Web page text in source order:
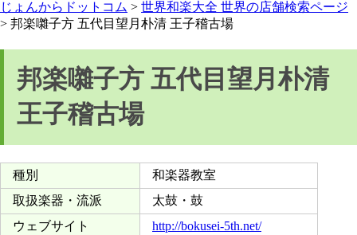
じょんからドットコム > 世界和楽大全 世界の店舗検索ページ
> 邦楽囃子方 五代目望月朴清 王子稽古場
邦楽囃子方 五代目望月朴清
王子稽古場
種別
和楽器教室
取扱楽器・流派
太鼓・鼓
ウェブサイト
http://bokusei-5th.net/